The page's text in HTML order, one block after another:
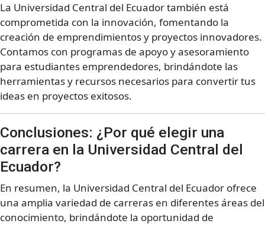
La Universidad Central del Ecuador también está
comprometida con la innovación, fomentando la
creación de emprendimientos y proyectos innovadores.
Contamos con programas de apoyo y asesoramiento
para estudiantes emprendedores, brindándote las
herramientas y recursos necesarios para convertir tus
ideas en proyectos exitosos.
Conclusiones: ¿Por qué elegir una
carrera en la Universidad Central del
Ecuador?
En resumen, la Universidad Central del Ecuador ofrece
una amplia variedad de carreras en diferentes áreas del
conocimiento, brindándote la oportunidad de